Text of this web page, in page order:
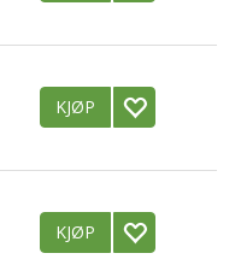
KJØP
KJØP